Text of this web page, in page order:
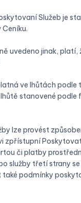
Služeb je
uvedeno jinak, platí,
ve lhůtách podle
stanovené podle
lze provést
zpřístupní
či platby
služby třetí strany
podmínky